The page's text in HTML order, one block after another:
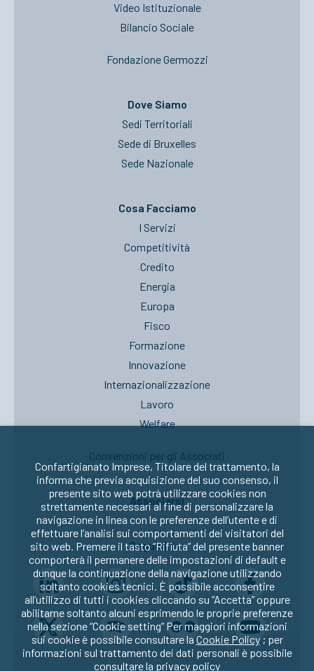
Video Istituzionale
Bilancio Sociale
Fondazione Germozzi
Dove Siamo
Sedi Territoriali
Sede di Bruxelles
Sede Nazionale
Cosa Facciamo
I Servizi
Competitività
Credito
Energia
Europa
Fisco
Formazione
Innovazione
Internazionalizzazione
Lavoro
Welfare
Convenzioni per gli Associati
Associarsi
Seguici su:
Confartigianato Imprese, Titolare del trattamento, la
informa che previa acquisizione del suo consenso, il
presente sito web potrà utilizzare cookies non
strettamente necessari al fine di personalizzare la
navigazione in linea con le preferenze dell’utente e di
effettuare l’analisi sui comportamenti dei visitatori del
sito web. Premere il tasto “Rifiuta” del presente banner
comporterà il permanere delle impostazioni di default e
dunque la continuazione della navigazione utilizzando
soltanto cookies tecnici. È possibile acconsentire
all’utilizzo di tutti i cookies cliccando su “Accetta” oppure
abilitarne soltanto alcuni esprimendo le proprie preferenze
nella sezione “Cookie setting” Per maggiori informazioni
sui cookie è possibile consultare la Cookie Policy; per
informazioni sul trattamento dei dati personali è possibile
consultare la privacy policy